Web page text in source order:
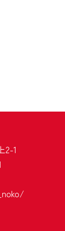
2-1